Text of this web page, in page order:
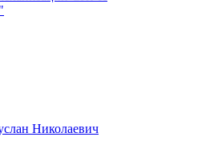
Николаевич